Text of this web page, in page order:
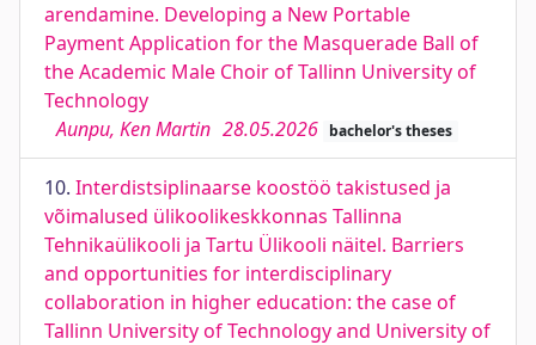
arendamine. Developing a New Portable
Payment Application for the Masquerade Ball of
the Academic Male Choir of Tallinn University of
Technology
Aunpu, Ken Martin 28.05.2026 bachelor's theses
10. Interdistsiplinaarse koostöö takistused ja
võimalused ülikoolikeskkonnas Tallinna
Tehnikaülikooli ja Tartu Ülikooli näitel. Barriers
and opportunities for interdisciplinary
collaboration in higher education: the case of
Tallinn University of Technology and University of